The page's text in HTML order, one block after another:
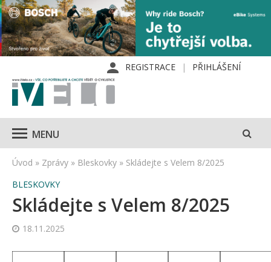
REGISTRACE PŘIHLÁŠENÍ
MENU
Úvod » Zprávy » Bleskovky » Skládejte s Velem 8/2025
BLESKOVKY
Skládejte s Velem 8/2025
18.11.2025